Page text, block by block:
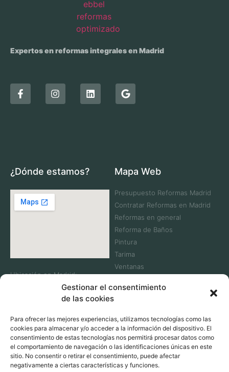
Gestionar el consentimiento
de las cookies
Para ofrecer las mejores experiencias, utilizamos tecnologías como las
cookies para almacenar y/o acceder a la información del dispositivo. El
consentimiento de estas tecnologías nos permitirá procesar datos como
el comportamiento de navegación o las identificaciones únicas en este
sitio. No consentir o retirar el consentimiento, puede afectar
negativamente a ciertas características y funciones.
Expertos en reformas integrales en Madrid
¿Dónde estamos?
Ubicación en Madrid:
C. Laguna Dalga, 32,
Villaverde, 28021 Madrid
Mapa Web
Presupuesto Reformas Madrid
Contratar Reformas en Madrid
Reformas en general
Reforma de Baños
Pintura
Tarima
Ventanas
¿Dónde trabajamos?